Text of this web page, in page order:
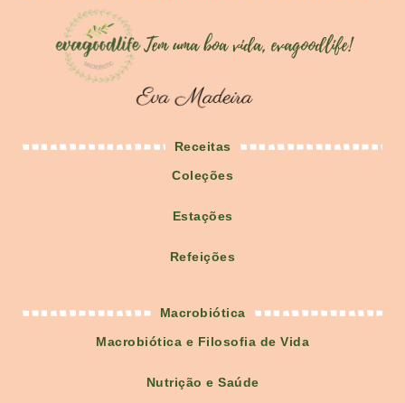
Receitas
Coleções
Estações
Refeições
Macrobiótica
Macrobiótica e Filosofia de Vida
Nutrição e Saúde